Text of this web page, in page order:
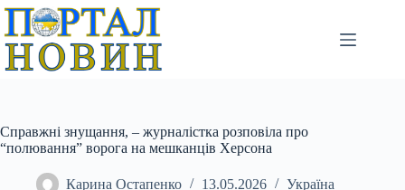
Перейти
вмісту
Справжні знущання, – журналістка розповіла про
“полювання” ворога на мешканців Херсона
Карина Остапенко 13.05.2026 Україна